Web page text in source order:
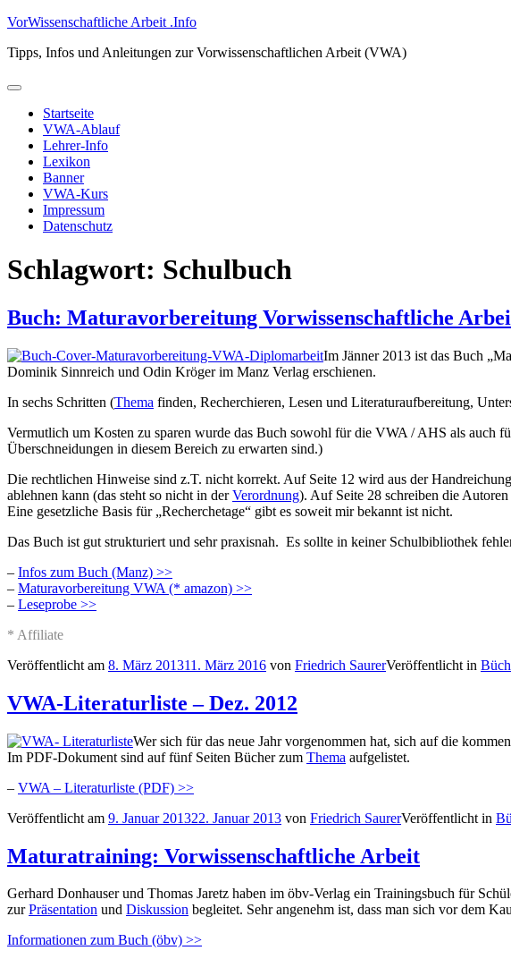
Zum
springen
VorWissenschaftliche Arbeit .Info
Tipps, Infos und Anleitungen zur Vorwissenschaftlichen Arbeit (VWA)
Primäres
Startseite
VWA-Ablauf
Lehrer-Info
Lexikon
Banner
VWA-Kurs
Impressum
Datenschutz
Schlagwort: Schulbuch
Buch: Maturavorbereitung Vorwissenschaftliche
Im Jänner 2013 ist das Buch
Dominik Sinnreich und Odin Kröger im Manz Verlag erschienen.
In sechs Schritten (Thema finden, Recherchieren, Lesen und Literaturaufbereitung,
Vermutlich um Kosten zu sparen wurde das Buch sowohl für die VWA / AHS als auch
Überschneidungen in diesem Bereich zu erwarten sind.)
Die rechtlichen Hinweise sind z.T. nicht korrekt. Auf Seite 12 wird aus der
ablehnen kann (das steht so nicht in derVerordnung). Auf Seite 28 schreiben die
Eine gesetzliche Basis für „Recherchetage“ gibt es soweit mir bekannt ist nicht.
Das Buch ist gut strukturiert und sehr praxisnah. Es sollte in keiner Schulbibliothek
– Infos zum Buch (Manz) >>
– Maturavorbereitung VWA (* amazon) >>
– Leseprobe >>
* Affiliate
Veröffentlicht am 8. März 201311. März 2016 von Friedrich SaurerVeröffentlicht in
VWA-Literaturliste – Dez. 2012
Wer sich für das neue Jahr vorgenommen hat, sich auf die
Im PDF-Dokument sind auf fünf Seiten Bücher zum Thema aufgelistet.
– VWA – Literaturliste (PDF) >>
Veröffentlicht am 9. Januar 201322. Januar 2013 von Friedrich SaurerVeröffentlicht in
Maturatraining: Vorwissenschaftliche Arbeit
Gerhard Donhauser und Thomas Jaretz haben im öbv-Verlag ein Trainingsbuch für
zurPräsentation und Diskussion begleitet. Sehr angenehm ist, dass man sich vor dem
Informationen zum Buch (öbv) >>